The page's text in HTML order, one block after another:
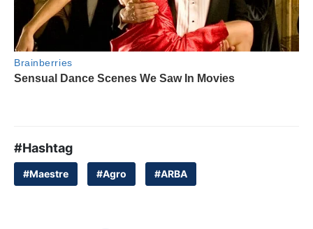
#Hashtag
#Maestre #Agro #ARBA